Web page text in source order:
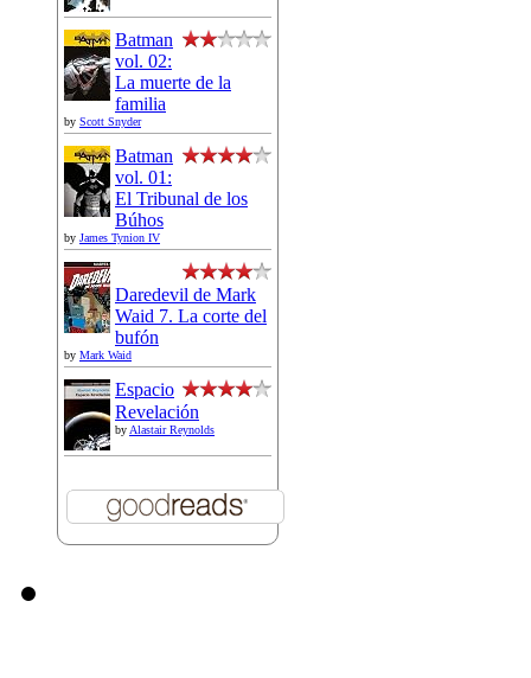
Batman
vol. 02:
La muerte de la
familia
by Scott Snyder
Batman
vol. 01:
El Tribunal de los
Búhos
by James Tynion IV
Daredevil de Mark
Waid 7. La corte del
bufón
by Mark Waid
Espacio
Revelación
by Alastair Reynolds